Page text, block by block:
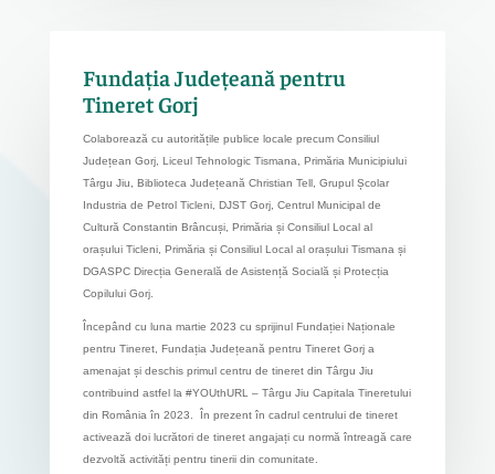
Fundația Județeană pentru
Tineret Gorj
Colaborează cu autoritățile publice locale precum Consiliul
Județean Gorj, Liceul Tehnologic Tismana, Primăria Municipiului
Târgu Jiu, Biblioteca Județeană Christian Tell, Grupul Școlar
Industria de Petrol Ticleni, DJST Gorj, Centrul Municipal de
Cultură Constantin Brâncuși, Primăria și Consiliul Local al
orașului Ticleni, Primăria și Consiliul Local al orașului Tismana și
DGASPC Direcția Generală de Asistență Socială și Protecția
Copilului Gorj.
Începând cu luna martie 2023 cu sprijinul Fundației Naționale
pentru Tineret, Fundația Județeană pentru Tineret Gorj a
amenajat și deschis primul centru de tineret din Târgu Jiu
contribuind astfel la #YOUthURL – Târgu Jiu Capitala Tineretului
din România în 2023. În prezent în cadrul centrului de tineret
activează doi lucrători de tineret angajați cu normă întreagă care
dezvoltă activități pentru tinerii din comunitate.